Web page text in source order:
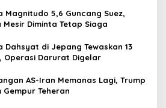
Magnitudo 5,6 Guncang Suez,
Mesir Diminta Tetap Siaga
Dahsyat di Jepang Tewaskan 13
Operasi Darurat Digelar
AS-Iran Memanas Lagi, Trump
Gempur Teheran